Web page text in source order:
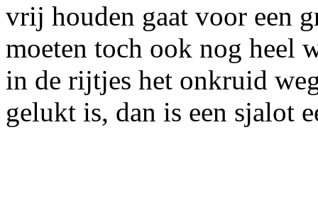
vrij houden gaat voor een
moeten toch ook nog heel
in de rijtjes het onkruid
gelukt is, dan is een sjalot